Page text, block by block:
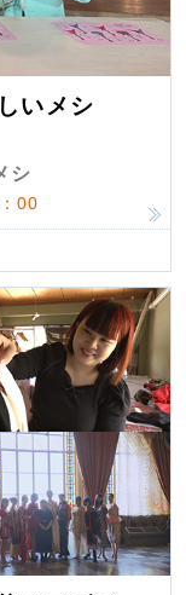
いメシ
シ
00